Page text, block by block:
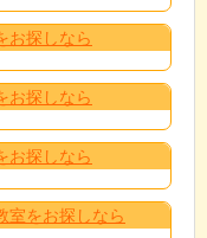
お探しなら
お探しなら
お探しなら
室をお探しなら